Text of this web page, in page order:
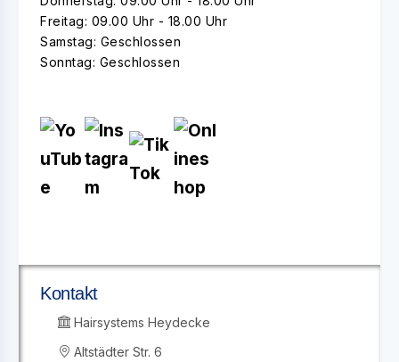
Freitag: 09.00 Uhr - 18.00 Uhr
Samstag: Geschlossen
Sonntag: Geschlossen
Kontakt
Hairsystems Heydecke
Altstädter Str. 6